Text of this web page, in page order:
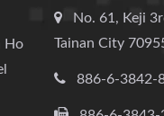
Ho
No. 61, Keji
Tainan City
886-6-3842-